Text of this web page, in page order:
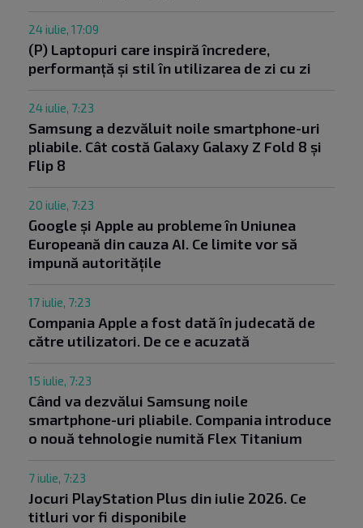
24 iulie, 17:09
(P) Laptopuri care inspiră încredere,
performanță și stil în utilizarea de zi cu zi
24 iulie, 7:23
Samsung a dezvăluit noile smartphone-uri
pliabile. Cât costă Galaxy Galaxy Z Fold 8 și
Flip 8
20 iulie, 7:23
Google și Apple au probleme în Uniunea
Europeană din cauza AI. Ce limite vor să
impună autoritățile
17 iulie, 7:23
Compania Apple a fost dată în judecată de
către utilizatori. De ce e acuzată
15 iulie, 7:23
Când va dezvălui Samsung noile
smartphone-uri pliabile. Compania introduce
o nouă tehnologie numită Flex Titanium
7 iulie, 7:23
Jocuri PlayStation Plus din iulie 2026. Ce
titluri vor fi disponibile